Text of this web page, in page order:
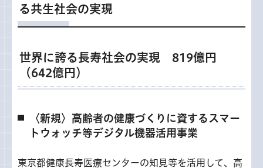
る共生社会の実現
世界に誇る長寿社会の実現 819億円
（642億円）
〈新規〉高齢者の健康づくりに資するスマー
トウォッチ等デジタル機器活用事業
東京都健康長寿医療センターの知見等を活用して、高